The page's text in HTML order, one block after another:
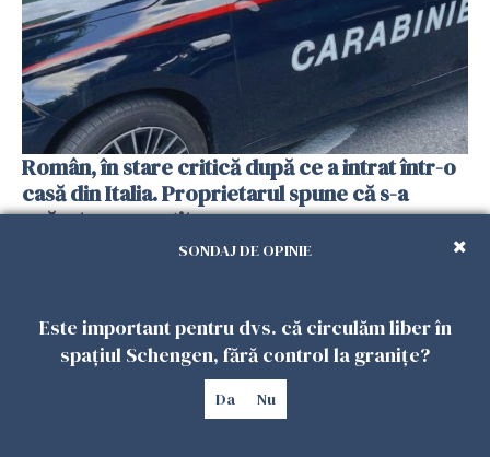
Român, în stare critică după ce a intrat într-o
casă din Italia. Proprietarul spune că s-a
apărat cu un cuțit
SONDAJ DE OPINIE
Este important pentru dvs. că circulăm liber în
spațiul Schengen, fără control la granițe?
Da Nu